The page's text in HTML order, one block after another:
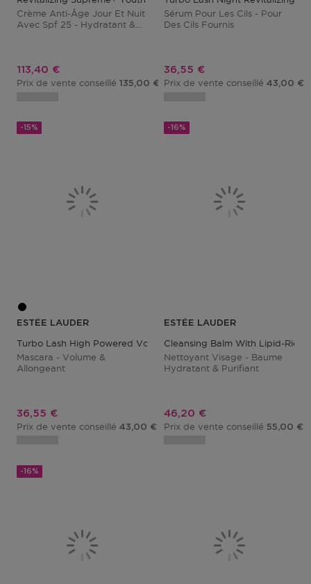
Crème Anti-Âge Jour Et Nuit
Avec Spf 25 - Hydratant &
Prix promotionnel
113,40 €
Prix de vente conseillé 135,00 €
Sérum Pour Les Cils - Pour
Des Cils Fournis
Prix promotionnel
36,55 €
Prix de vente conseillé 43,00 €
-15%
ESTÉE LAUDER
Turbo Lash High Powered Volume + Length Mascara
Mascara - Volume &
Allongeant
Prix promotionnel
36,55 €
Prix de vente conseillé 43,00 €
-16%
ESTÉE LAUDER
Cleansing Balm With Lipid-Rich
Nettoyant Visage - Baume
Hydratant & Purifiant
Prix promotionnel
46,20 €
Prix de vente conseillé 55,00 €
-16%